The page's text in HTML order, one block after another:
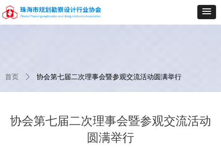
协会第七届二次理事会暨参观交流活动
圆满举行
首页 ꄲ 协会第七届二次理事会暨参观交流活动圆满举行